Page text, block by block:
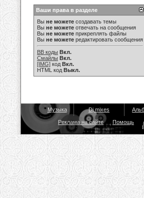
Ваши права в разделе
Вы не можете создавать темы
Вы не можете отвечать на сообщения
Вы не можете прикреплять файлы
Вы не можете редактировать сообщения
BB коды Вкл.
Смайлы Вкл.
[IMG] код Вкл.
HTML код Выкл.
Музыка Dj mixes
Реклама на сайте Помощь